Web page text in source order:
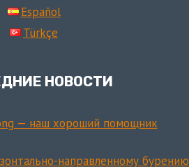
Español
Türkçe
НОВОСТИ
— наш хороший помощник
направленному бурению